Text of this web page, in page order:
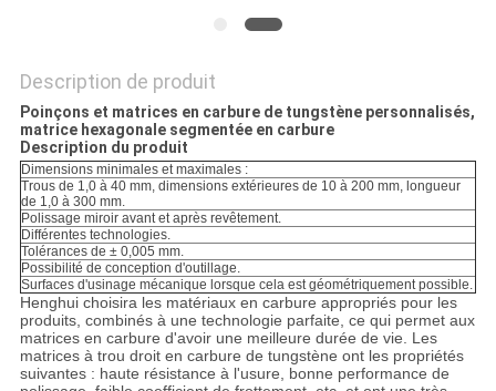
Description de produit
Poinçons et matrices en carbure de tungstène personnalisés,
matrice hexagonale segmentée en carbure
Description du produit
Dimensions minimales et maximales :
Trous de 1,0 à 40 mm, dimensions extérieures de 10 à 200 mm, longueur
de 1,0 à 300 mm.
Polissage miroir avant et après revêtement.
Différentes technologies.
Tolérances de ± 0,005 mm.
Possibilité de conception d'outillage.
Surfaces d'usinage mécanique lorsque cela est géométriquement possible.
Henghui choisira les matériaux en carbure appropriés pour les
produits, combinés à une technologie parfaite, ce qui permet aux
matrices en carbure d'avoir une meilleure durée de vie. Les
matrices à trou droit en carbure de tungstène ont les propriétés
suivantes : haute résistance à l'usure, bonne performance de